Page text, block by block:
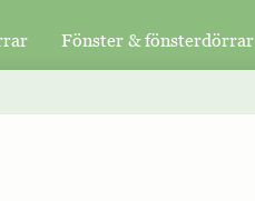
Fönster & fönsterdörrar